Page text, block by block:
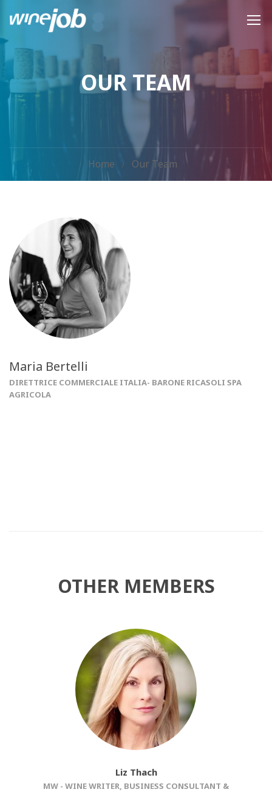
OUR TEAM
Home Our Team
Maria Bertelli
DIRETTRICE COMMERCIALE ITALIA- BARONE RICASOLI SPA
AGRICOLA
OTHER MEMBERS
Liz Thach
MW - WINE WRITER, BUSINESS CONSULTANT &